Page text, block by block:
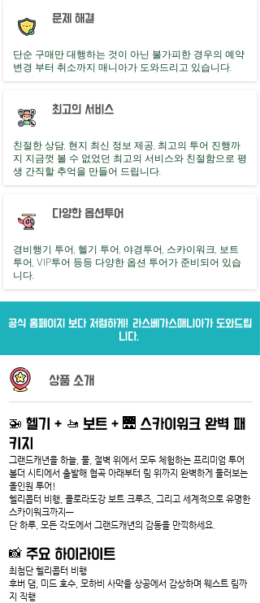
문제 해결
단순 구매만 대행하는 것이 아닌 불가피한 경우의 예약
변경 부터 취소까지 매니아가 도와드리고 있습니다.
최고의 서비스
친절한 상담, 현지 최신 정보 제공, 최고의 투어 진행까
지 지금껏 볼 수 없었던 최고의 서비스와 친절함으로 평
생 간직할 추억을 만들어 드립니다.
다양한 옵션투어
​경비행기 투어, 헬기 투어, 야경투어, 스카이워크, 보트
투어, VIP투어 등등 다양한 옵션 투어가 준비되어 있습
니다.
공식 홈페이지 보다 저렴하게! 라스베가스매니아가 도와드립
니다.
상품 소개
🚁 헬기 + 🚤 보트 + 🌉 스카이워크 완벽 패
키지
그랜드캐년을 하늘, 물, 절벽 위에서 모두 체험하는 프리미엄 투어
볼더 시티에서 출발해 협곡 아래부터 림 위까지 완벽하게 둘러보는
올인원 투어!
헬리콥터 비행, 콜로라도강 보트 크루즈, 그리고 세계적으로 유명한
스카이워크까지—
단 하루, 모든 각도에서 그랜드캐년의 감동을 만끽하세요.
📸 주요 하이라이트
최첨단 헬리콥터 비행
후버 댐, 미드 호수, 모하비 사막을 상공에서 감상하며 웨스트 림까
지 직행